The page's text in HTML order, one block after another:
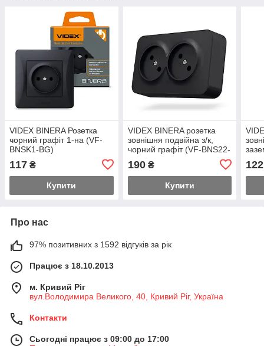
VIDEX BINERA Розетка
чорний графіт 1-на (VF-
BNSK1-BG)
117 ₴
Купити
VIDEX BINERA розетка
зовнішня подвійна з/к,
чорний графіт (VF-BNS22-
190₴
Купити
122
Про нас
97% позитивних з 1592 відгуків за рік
Працює з 18.10.2013
м. Кривий Ріг
вул.Володимира Великого, 40, Кривий Ріг, Україна
Контакти
Сьогодні працює з 09:00 до 17:00